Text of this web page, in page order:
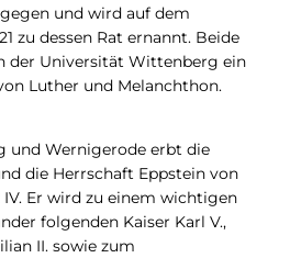
und wird auf dem
zu dessen Rat ernannt. Beide
der Universität Wittenberg ein
Luther und Melanchthon.
und Wernigerode erbt die
die Herrschaft Eppstein von
Er wird zu einem wichtigen
folgenden Kaiser Karl V.,
II. sowie zum